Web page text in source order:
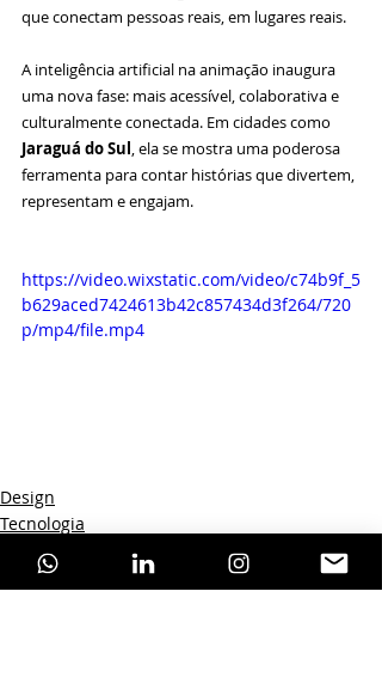
que conectam pessoas reais, em lugares reais.
A inteligência artificial na animação inaugura
uma nova fase: mais acessível, colaborativa e
culturalmente conectada. Em cidades como
Jaraguá do Sul, ela se mostra uma poderosa
ferramenta para contar histórias que divertem,
representam e engajam.
https://video.wixstatic.com/video/c74b9f_5
b629aced7424613b42c857434d3f264/720
p/mp4/file.mp4
Design
Tecnologia